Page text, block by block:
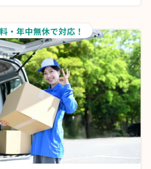
・年中無休で対応！